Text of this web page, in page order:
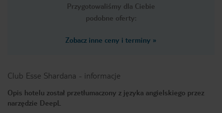
Przygotowaliśmy dla Ciebie
podobne oferty:
Zobacz inne ceny i terminy »
Club Esse Shardana - informacje
Opis hotelu został przetłumaczony z języka angielskiego przez
narzędzie DeepL